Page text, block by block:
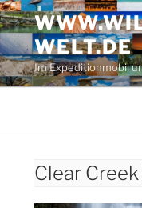
Zum
Inhalt
springenWELT.DE
Im Expeditionmobil
Clear Creek